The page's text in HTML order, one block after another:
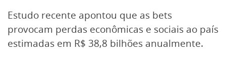
Estudo recente apontou que as bets
provocam perdas econômicas e sociais ao país
estimadas em R$ 38,8 bilhões anualmente.